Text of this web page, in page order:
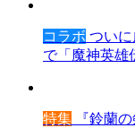
コラボ ついに
で「魔神英雄
特集 『鈴蘭